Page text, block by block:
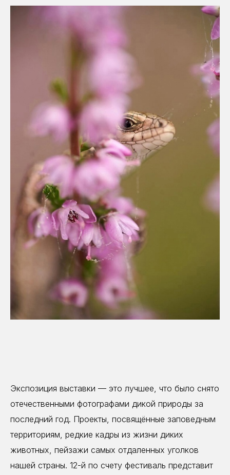
Экспозиция выставки — это лучшее, что было снято
отечественными фотографами дикой природы за
последний год. Проекты, посвящённые заповедным
территориям, редкие кадры из жизни диких
животных, пейзажи самых отдаленных уголков
нашей страны. 12-й по счету фестиваль представит